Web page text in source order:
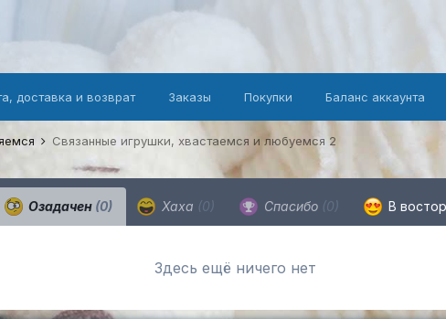
доставка и возврат Заказы Покупки Баланс аккаунта
Связанные игрушки, хвастаемся и любуемся 2
Озадачен (0) Хаха (0) Спасибо (0) В
Здесь ещё ничего нет